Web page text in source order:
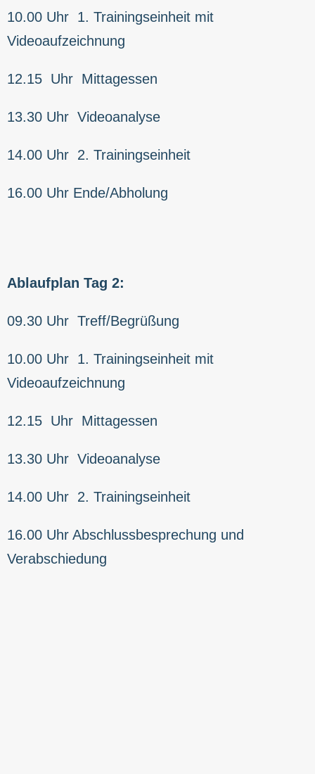
10.00 Uhr 1. Trainingseinheit mit
Videoaufzeichnung
12.15 Uhr Mittagessen
13.30 Uhr Videoanalyse
14.00 Uhr 2. Trainingseinheit
16.00 Uhr Ende/Abholung
Ablaufplan Tag 2:
09.30 Uhr Treff/Begrüßung
10.00 Uhr 1. Trainingseinheit mit
Videoaufzeichnung
12.15 Uhr Mittagessen
13.30 Uhr Videoanalyse
14.00 Uhr 2. Trainingseinheit
16.00 Uhr Abschlussbesprechung und
Verabschiedung